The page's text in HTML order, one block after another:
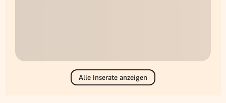
Alle Inserate anzeigen